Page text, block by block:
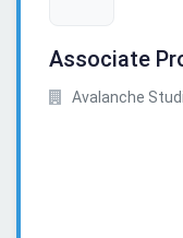
Associate
Avalanche